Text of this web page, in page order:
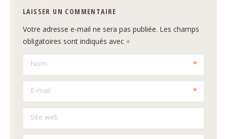
LAISSER UN COMMENTAIRE
Votre adresse e-mail ne sera pas publiée. Les champs
obligatoires sont indiqués avec
Nom
E-mail
Site web